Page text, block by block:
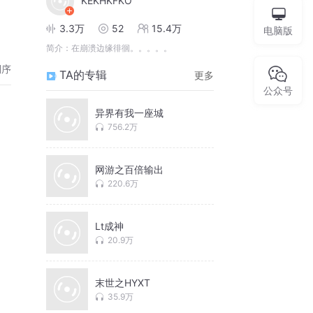
3.3万 52 15.4万
简介： 在崩溃边缘徘徊。。。。。
TA的专辑 更多
异界有我一座城
756.2万
网游之百倍输出
220.6万
Lt成神
20.9万
末世之HYXT
35.9万
电脑版
公众号